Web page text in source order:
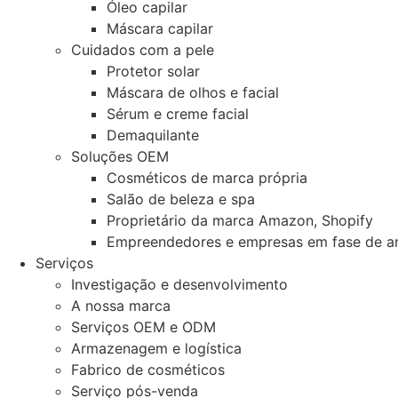
Óleo capilar
Máscara capilar
Cuidados com a pele
Protetor solar
Máscara de olhos e facial
Sérum e creme facial
Demaquilante
Soluções OEM
Cosméticos de marca própria
Salão de beleza e spa
Proprietário da marca Amazon, Shopify
Empreendedores e empresas em fase de
Serviços
Investigação e desenvolvimento
A nossa marca
Serviços OEM e ODM
Armazenagem e logística
Fabrico de cosméticos
Serviço pós-venda